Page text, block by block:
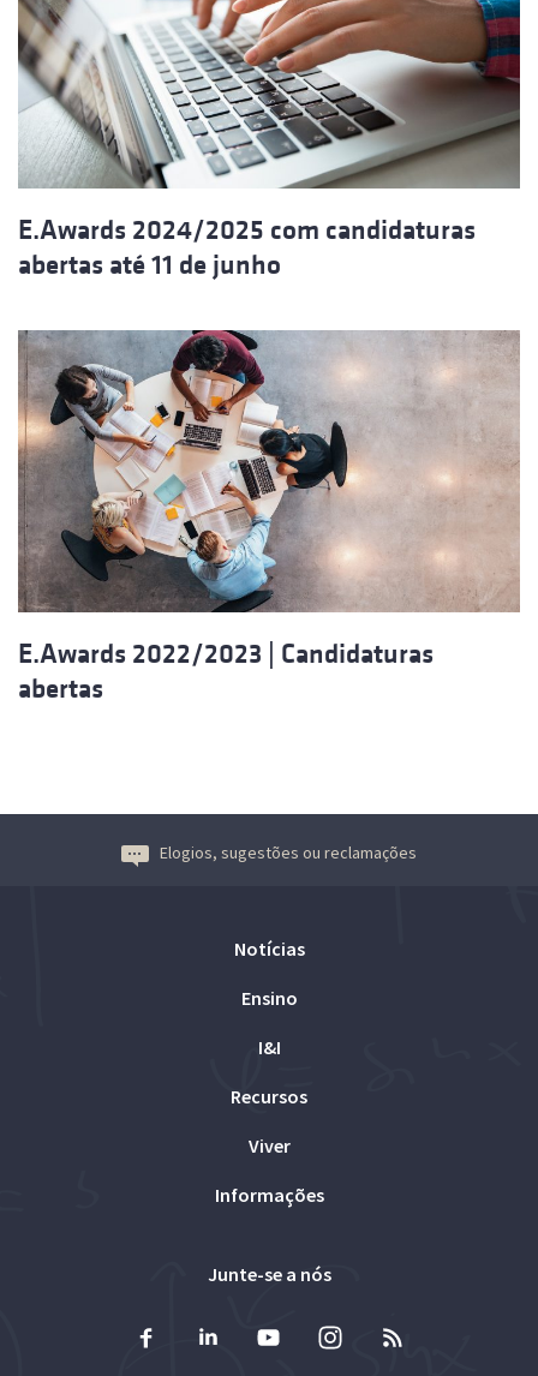
E.Awards 2024/2025 com candidaturas
abertas até 11 de junho
E.Awards 2022/2023 | Candidaturas
abertas
Elogios, sugestões ou reclamações
Notícias
Ensino
I&I
Recursos
Viver
Informações
Junte-se a nós